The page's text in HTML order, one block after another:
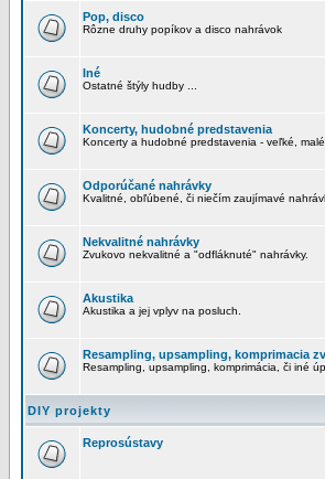
Pop, disco
Rôzne druhy popíkov a disco nahrávok
Iné
Ostatné štýly hudby ...
Koncerty, hudobné predstavenia
Koncerty a hudobné predstavenia - veľké,
Odporúčané nahrávky
Kvalitné, obľúbené, či niečím zaujímavé
Nekvalitné nahrávky
Zvukovo nekvalitné a "odfláknuté" nahrávky.
Akustika
Akustika a jej vplyv na posluch.
Resampling, upsampling, komprimacia
Resampling, upsampling, komprimácia, či iné
DIY projekty
Reprosústavy